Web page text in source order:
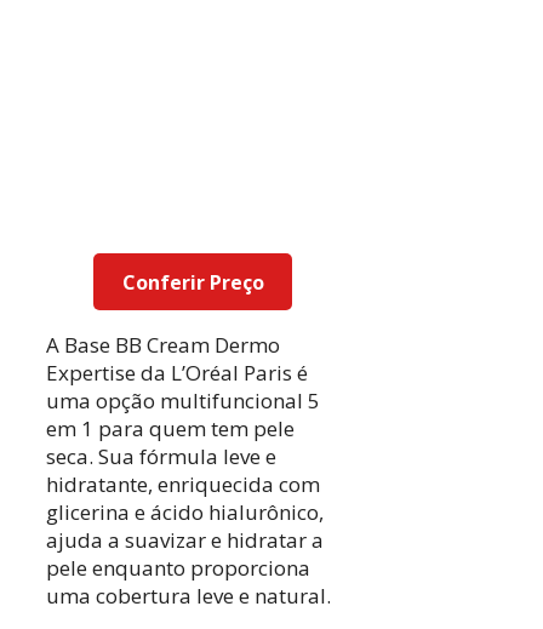
Conferir Preço
A Base BB Cream Dermo
Expertise da L’Oréal Paris é
uma opção multifuncional 5
em 1 para quem tem pele
seca. Sua fórmula leve e
hidratante, enriquecida com
glicerina e ácido hialurônico,
ajuda a suavizar e hidratar a
pele enquanto proporciona
uma cobertura leve e natural.